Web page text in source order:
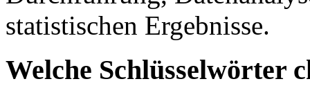
statistischen Ergebnisse.
Welche Schlüsselwörter